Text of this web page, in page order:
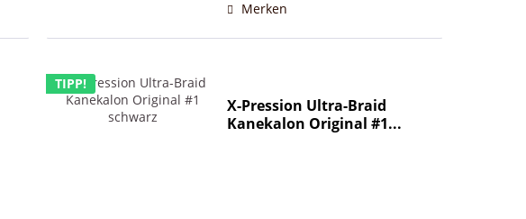
Merken
TIPP!
X-Pression Ultra-Braid
Kanekalon Original #1...